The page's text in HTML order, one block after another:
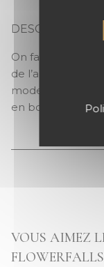
DESCRIPTION
On fait une fleur
de l’arroser), les
modernes et
en bouquet, en
VOUS AIMEZ